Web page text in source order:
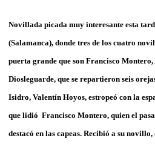
Novillada picada muy interesante esta
(Salamanca), donde tres de los cuatro
puerta grande que son Francisco
Diosleguarde, que se repartieron seis
Isidro, Valentín Hoyos, estropeó con la
que lidió Francisco Montero, quien el
destacó en las capeas. Recibió a su